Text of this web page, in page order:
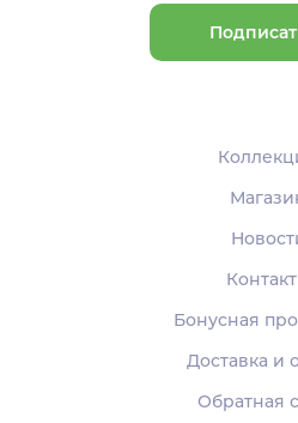
Бонусная
Доставка и
Обратная